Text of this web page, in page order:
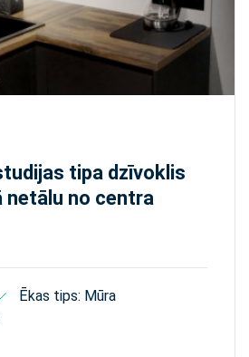
tipa dzīvoklis
netālu no centra
Ēkas tips: Mūra